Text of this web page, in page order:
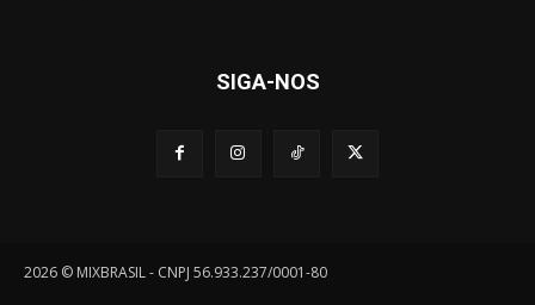
SIGA-NOS
2026 © MIXBRASIL - CNPJ 56.933.237/0001-80